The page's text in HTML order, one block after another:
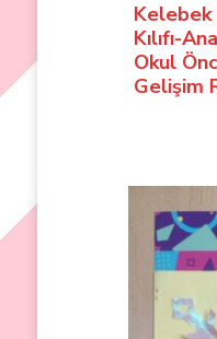
Kelebek
Kılıfı-
Okul
Gelişim